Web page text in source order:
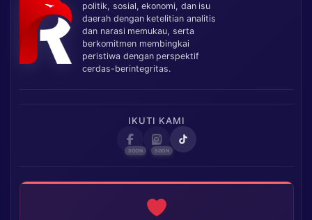
politik, sosial, ekonomi, dan isu
daerah dengan ketelitian analitis
dan narasi memukau, serta
berkomitmen membingkai
peristiwa dengan perspektif
cerdas-berintegritas.
IKUTI KAMI